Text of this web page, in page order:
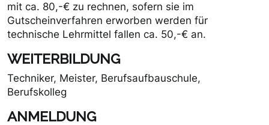
mit ca. 80,-€ zu rechnen, sofern sie im
Gutscheinverfahren erworben werden für
technische Lehrmittel fallen ca. 50,-€ an.
WEITERBILDUNG
Techniker, Meister, Berufsaufbauschule,
Berufskolleg
ANMELDUNG